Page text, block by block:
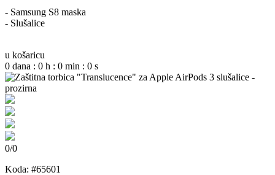
- Samsung S8 maska
- Slušalice
u košaricu
0 dana : 0 h : 0 min : 0 s
0/0
Koda: #65601